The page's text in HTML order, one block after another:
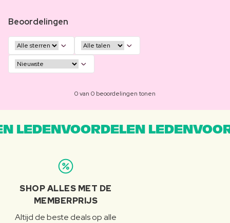
Beoordelingen
0 van 0 beoordelingen tonen
LEDENVOORDELEN
SHOP ALLES MET DE
MEMBERPRIJS
Altijd de beste deals op alle